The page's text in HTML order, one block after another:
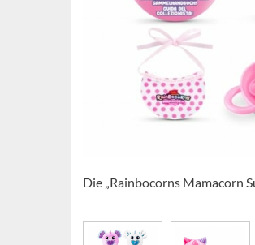
Die „Rainbocorns Mamacorn